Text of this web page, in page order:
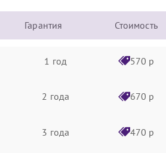
Гарантия Стоимость
1 год 570 р
2 года 670 р
3 года 470 р